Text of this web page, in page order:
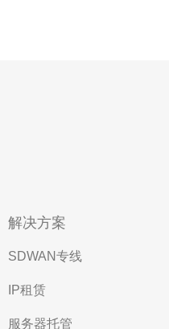
解决方案
SDWAN专线
IP租赁
服务器托管